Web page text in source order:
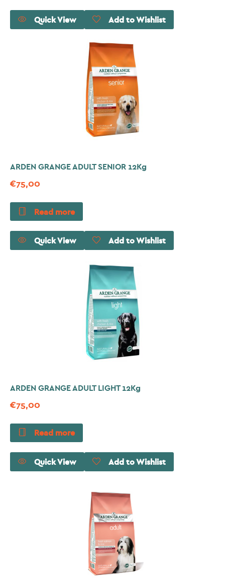
Quick View Add to Wishlist
ARDEN GRANGE ADULT SENIOR 12Kg
€75,00
Read more
Quick View Add to Wishlist
ARDEN GRANGE ADULT LIGHT 12Kg
€75,00
Read more
Quick View Add to Wishlist